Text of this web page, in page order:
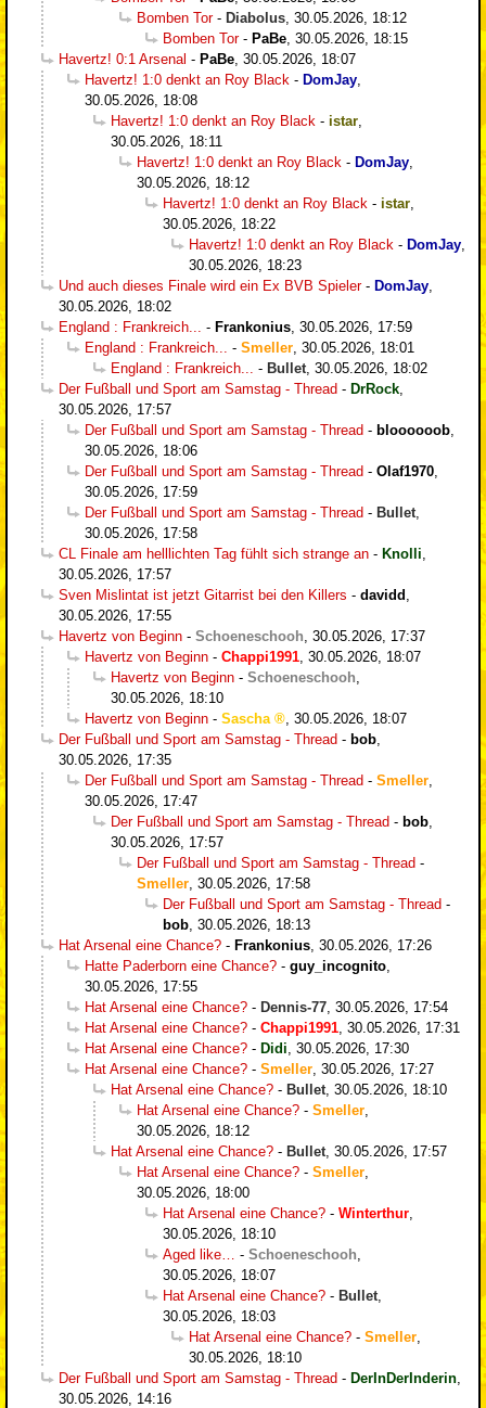
Bomben Tor- Diabolus 30.05.2026, 18:12
Bomben Tor- PaBe 30.05.2026, 18:15
Havertz! 0:1 Arsenal - PaBe 30.05.2026, 18:07
Havertz! 1:0 denkt an Roy Black - DomJay
30.05.2026, 18:08
Havertz! 1:0 denkt an Roy Black - istar
30.05.2026, 18:11
Havertz! 1:0 denkt an Roy Black - DomJay
30.05.2026, 18:12
Havertz! 1:0 denkt an Roy Black - istar
30.05.2026, 18:22
Havertz! 1:0 denkt an Roy Black - DomJay
30.05.2026, 18:23
Und auch dieses Finale wird ein Ex BVB Spieler- DomJay
30.05.2026, 18:02
England : Frankreich...
- Frankonius 30.05.2026, 17:59
England : Frankreich...
- Smeller 30.05.2026, 18:01
England : Frankreich...
- Bullet 30.05.2026, 18:02
Der Fußball und Sport am Samstag - Thread - DrRock
30.05.2026, 17:57
Der Fußball und Sport am Samstag - Thread - bloooooob
30.05.2026, 18:06
Der Fußball und Sport am Samstag - Thread - Olaf1970
30.05.2026, 17:59
Der Fußball und Sport am Samstag - Thread - Bullet
30.05.2026, 17:58
CL Finale am helllichten Tag fühlt sich strange an - Knolli
30.05.2026, 17:57
Sven Mislintat ist jetzt Gitarrist bei den Killers - davidd
30.05.2026, 17:55
Havertz von Beginn - Schoeneschooh 30.05.2026, 17:37
Havertz von Beginn - Chappi1991 30.05.2026, 18:07
Havertz von Beginn - Schoeneschooh
30.05.2026, 18:10
Havertz von Beginn - Sascha
30.05.2026, 18:07
Der Fußball und Sport am Samstag - Thread - bob
30.05.2026, 17:35
Der Fußball und Sport am Samstag - Thread - Smeller
30.05.2026, 17:47
Der Fußball und Sport am Samstag - Thread - bob
30.05.2026, 17:57
Der Fußball und Sport am Samstag - Thread -
Smeller 30.05.2026, 17:58
Der Fußball und Sport am Samstag - Thread -
bob 30.05.2026, 18:13
Hat Arsenal eine Chance? - Frankonius 30.05.2026, 17:26
Hatte Paderborn eine Chance? - guy_incognito
30.05.2026, 17:55
Hat Arsenal eine Chance? - Dennis-77 30.05.2026, 17:54
Hat Arsenal eine Chance? - Chappi1991 30.05.2026, 17:31
Hat Arsenal eine Chance? - Didi 30.05.2026, 17:30
Hat Arsenal eine Chance? - Smeller 30.05.2026, 17:27
Hat Arsenal eine Chance? - Bullet 30.05.2026, 18:10
Hat Arsenal eine Chance? - Smeller
30.05.2026, 18:12
Hat Arsenal eine Chance? - Bullet 30.05.2026, 17:57
Hat Arsenal eine Chance? - Smeller
30.05.2026, 18:00
Hat Arsenal eine Chance? - Winterthur
30.05.2026, 18:10
Aged like…
- Schoeneschooh
30.05.2026, 18:07
Hat Arsenal eine Chance? - Bullet
30.05.2026, 18:03
Hat Arsenal eine Chance? - Smeller
30.05.2026, 18:10
Der Fußball und Sport am Samstag - Thread - DerInDerInderin
30.05.2026, 14:16